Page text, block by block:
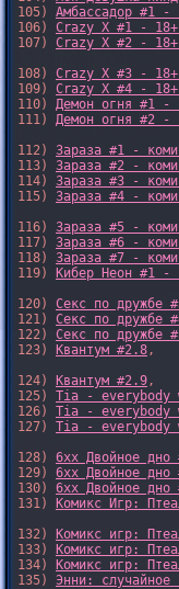
105) Амбассадор #1 -
106) Crazy X #1 - 18+
107) Crazy X #2 - 18+
108) Crazy X #3 - 18+
109) Crazy X #4 - 18+
110) Демон огня #1 -
111) Демон огня #2 -
112) Зараза #1 -
113) Зараза #2 -
114) Зараза #3 -
115) Зараза #4 -
116) Зараза #5 -
117) Зараза #6 -
118) Зараза #7 -
119)
Кибер Неон #1 -
120) Секс по дружбе
121) Секс по дружбе
122) Секс по дружбе
123)
Квантум #2.8,
124)
Квантум #2.9,
125) Tia - everybody
126) Tia -
127) Tia -
128) 6xx Двойное дно
129) 6xx Двойное дно
130) 6xx Двойное дно
131)
Комикс Игр:
132)
Комикс игр:
133)
Комикс игр:
134)
Комикс игр:
135) Энни: случайное